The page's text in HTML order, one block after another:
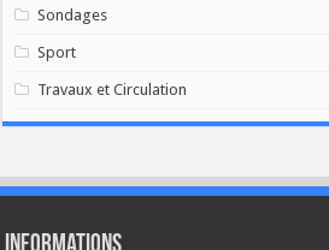
Sondages
Sport
Travaux et Circulation